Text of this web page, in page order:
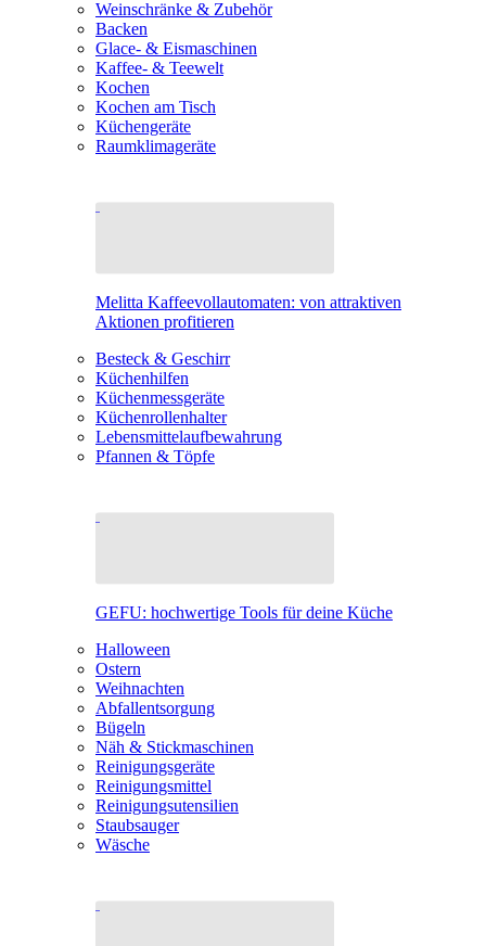
Weinschränke & Zubehör
Backen
Glace- & Eismaschinen
Kaffee- & Teewelt
Kochen
Kochen am Tisch
Küchengeräte
Raumklimageräte
Melitta Kaffeevollautomaten: von attraktiven
Aktionen profitieren
Besteck & Geschirr
Küchenhilfen
Küchenmessgeräte
Küchenrollenhalter
Lebensmittelaufbewahrung
Pfannen & Töpfe
GEFU: hochwertige Tools für deine Küche
Halloween
Ostern
Weihnachten
Abfallentsorgung
Bügeln
Näh & Stickmaschinen
Reinigungsgeräte
Reinigungsmittel
Reinigungsutensilien
Staubsauger
Wäsche